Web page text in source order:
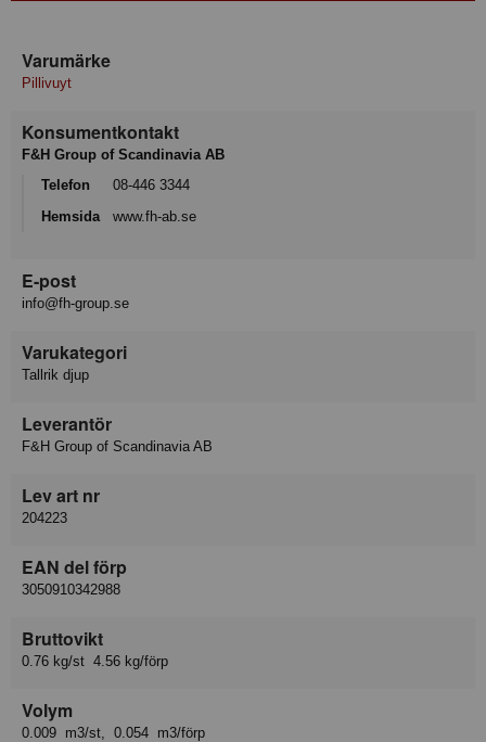
Varumärke
Pillivuyt
Konsumentkontakt
F&H Group of Scandinavia AB
Telefon
08-446 3344
Hemsida
www.fh-ab.se
E-post
info@fh-group.se
Varukategori
Tallrik djup
Leverantör
F&H Group of Scandinavia AB
Lev art nr
204223
EAN del förp
3050910342988
Bruttovikt
0.76 kg/st 4.56 kg/förp
Volym
0.009 m3/st, 0.054 m3/förp